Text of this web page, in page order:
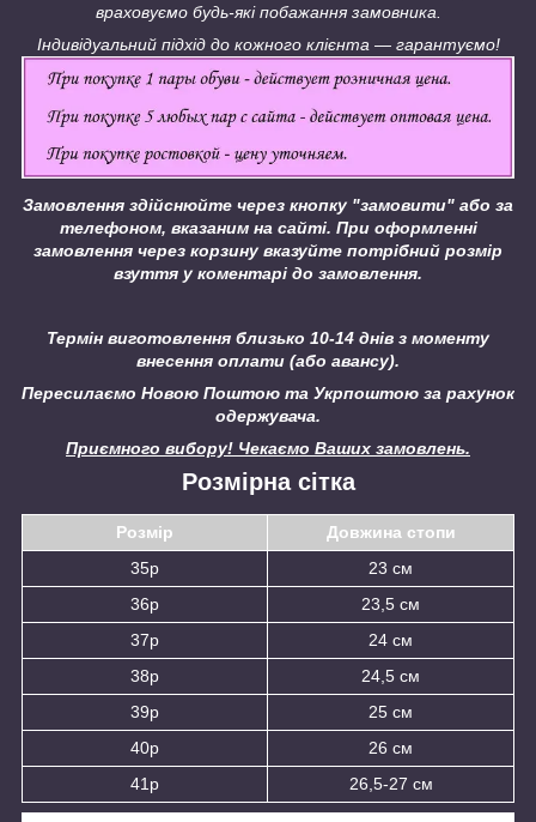
враховуємо будь-які побажання замовника.
Індивідуальний підхід до кожного клієнта ― гарантуємо!
Замовлення здійснюйте через кнопку "замовити" або за
телефоном, вказаним на сайті. При оформленні
замовлення через корзину вказуйте потрібний розмір
взуття у коментарі до замовлення.
Термін виготовлення близько 10-14 днів з моменту
внесення оплати (або авансу).
Пересилаємо Новою Поштою та Укрпоштою за рахунок
одержувача.
Приємного вибору! Чекаємо Ваших замовлень.
Розмірна сітка
Розмір
Довжина стопи
35р
23 см
36р
23,5 см
37р
24 см
38р
24,5 см
39р
25 см
40р
26 см
41р
26,5-27 см